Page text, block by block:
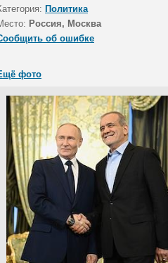
Политика
Россия, Москва
об ошибке
фото